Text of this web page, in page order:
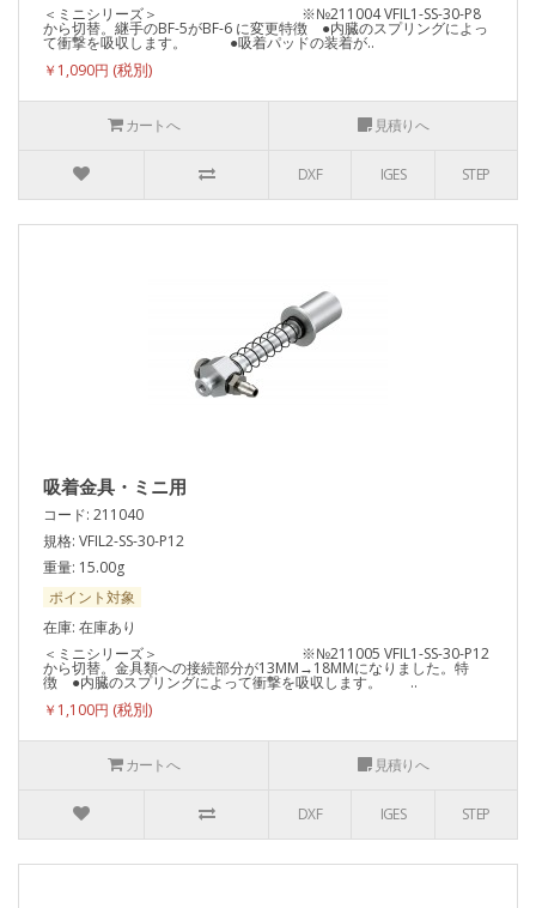
＜ミニシリーズ＞ ※№211004 VFIL1-SS-30-P8
から切替。継手のBF-5がBF-6 に変更特徴 ●内臓のスプリングによっ
て衝撃を吸収します。 ●吸着パッドの装着が..
￥1,090円
カートへ 見積りへ
DXF IGES STEP
吸着金具・ミニ用
コード: 211040
規格: VFIL2-SS-30-P12
重量: 15.00g
ポイント対象
在庫: 在庫あり
＜ミニシリーズ＞ ※№211005 VFIL1-SS-30-P12
から切替。金具類への接続部分が13MM→18MMになりました。特
徴 ●内臓のスプリングによって衝撃を吸収します。 ..
￥1,100円
カートへ 見積りへ
DXF IGES STEP